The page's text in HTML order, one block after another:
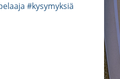
#kysymyksiä